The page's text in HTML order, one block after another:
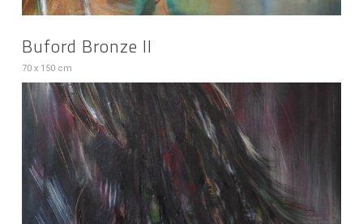
Buford Bronze II
70 x 150 cm